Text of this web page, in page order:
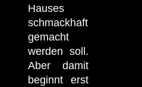
Hauses
schmackhaft
gemacht
werden soll.
Aber damit
beginnt erst